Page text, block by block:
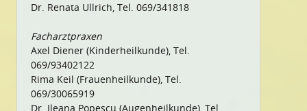
Dr. Renata Ullrich, Tel. 069/341818
Facharztpraxen
Axel Diener (Kinderheilkunde), Tel.
069/93402122
Rima Keil (Frauenheilkunde), Tel.
069/30065919
Dr. Ileana Popescu (Augenheilkunde), Tel.